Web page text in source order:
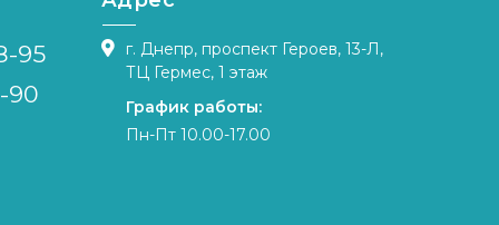
DMC
Канва
Зашивка
полная
95
90
г. Днепр, проспект Героев, 13-Л,
ТЦ Гермес, 1 этаж
График работы:
Пн-Пт 10.00-17.00